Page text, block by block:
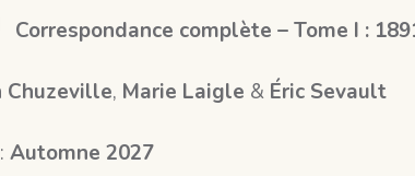
Correspondance complète – Tome I :
Chuzeville, Marie Laigle & Éric Sevault
Automne 2027